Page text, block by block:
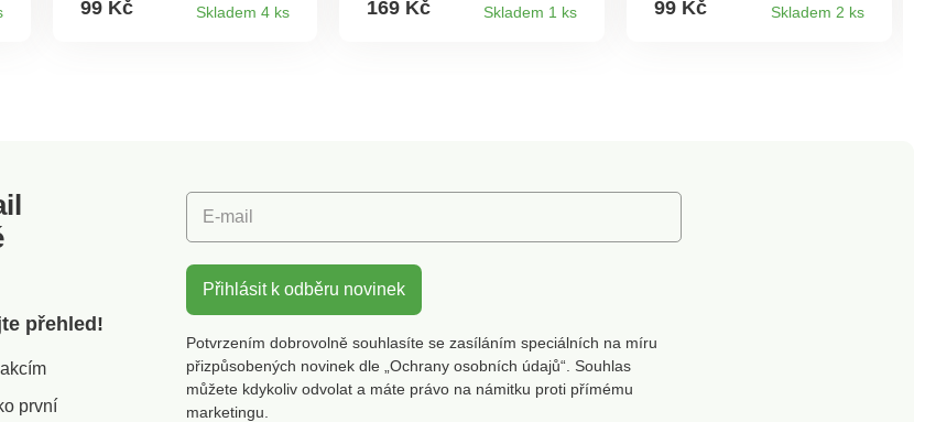
zakoupením dvou
99 Kč Skladem 4 ks
zakoupením dvou
169 Kč Skladem 1 ks
TIP: získejte možnost 3
99 Kč Skladem 2 ks
přehled!
první
E-mail
Přihlásit k odběru novinek
Potvrzením dobrovolně souhlasíte se zasíláním speciálních na míru
přizpůsobených novinek dle „Ochrany osobních údajů“. Souhlas
můžete kdykoliv odvolat a máte právo na námitku proti přímému
marketingu.